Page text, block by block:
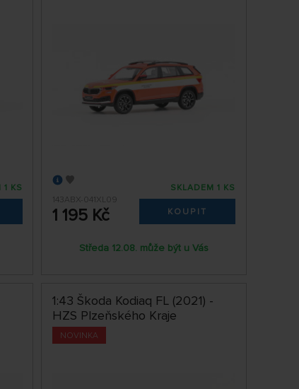
1 KS
143ABX-041XL09
1 195 Kč
SKLADEM 1 KS
KOUPIT
Středa 12.08. může být u Vás
1:43 Škoda Kodiaq FL (2021) -
HZS Plzeňského Kraje
NOVINKA